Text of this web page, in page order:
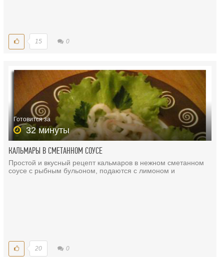
15 0
Готовится за
32 минуты
КАЛЬМАРЫ В СМЕТАННОМ СОУСЕ
Простой и вкусный рецепт кальмаров в нежном сметанном
соусе с рыбным бульоном, подаются с лимоном и
20 0